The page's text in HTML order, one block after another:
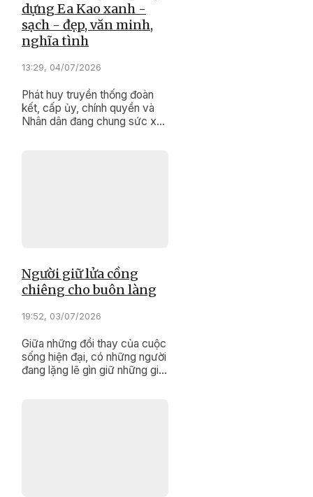
dựng Ea Kao xanh -
sạch - đẹp, văn minh,
nghĩa tình
13:29, 04/07/2026
Phát huy truyền thống đoàn
kết, cấp ủy, chính quyền và
Nhân dân đang chung sức xây
Người giữ lửa cồng
chiêng cho buôn làng
19:52, 03/07/2026
Giữa những đổi thay của cuộc
sống hiện đại, có những người
đang lặng lẽ gìn giữ những giá